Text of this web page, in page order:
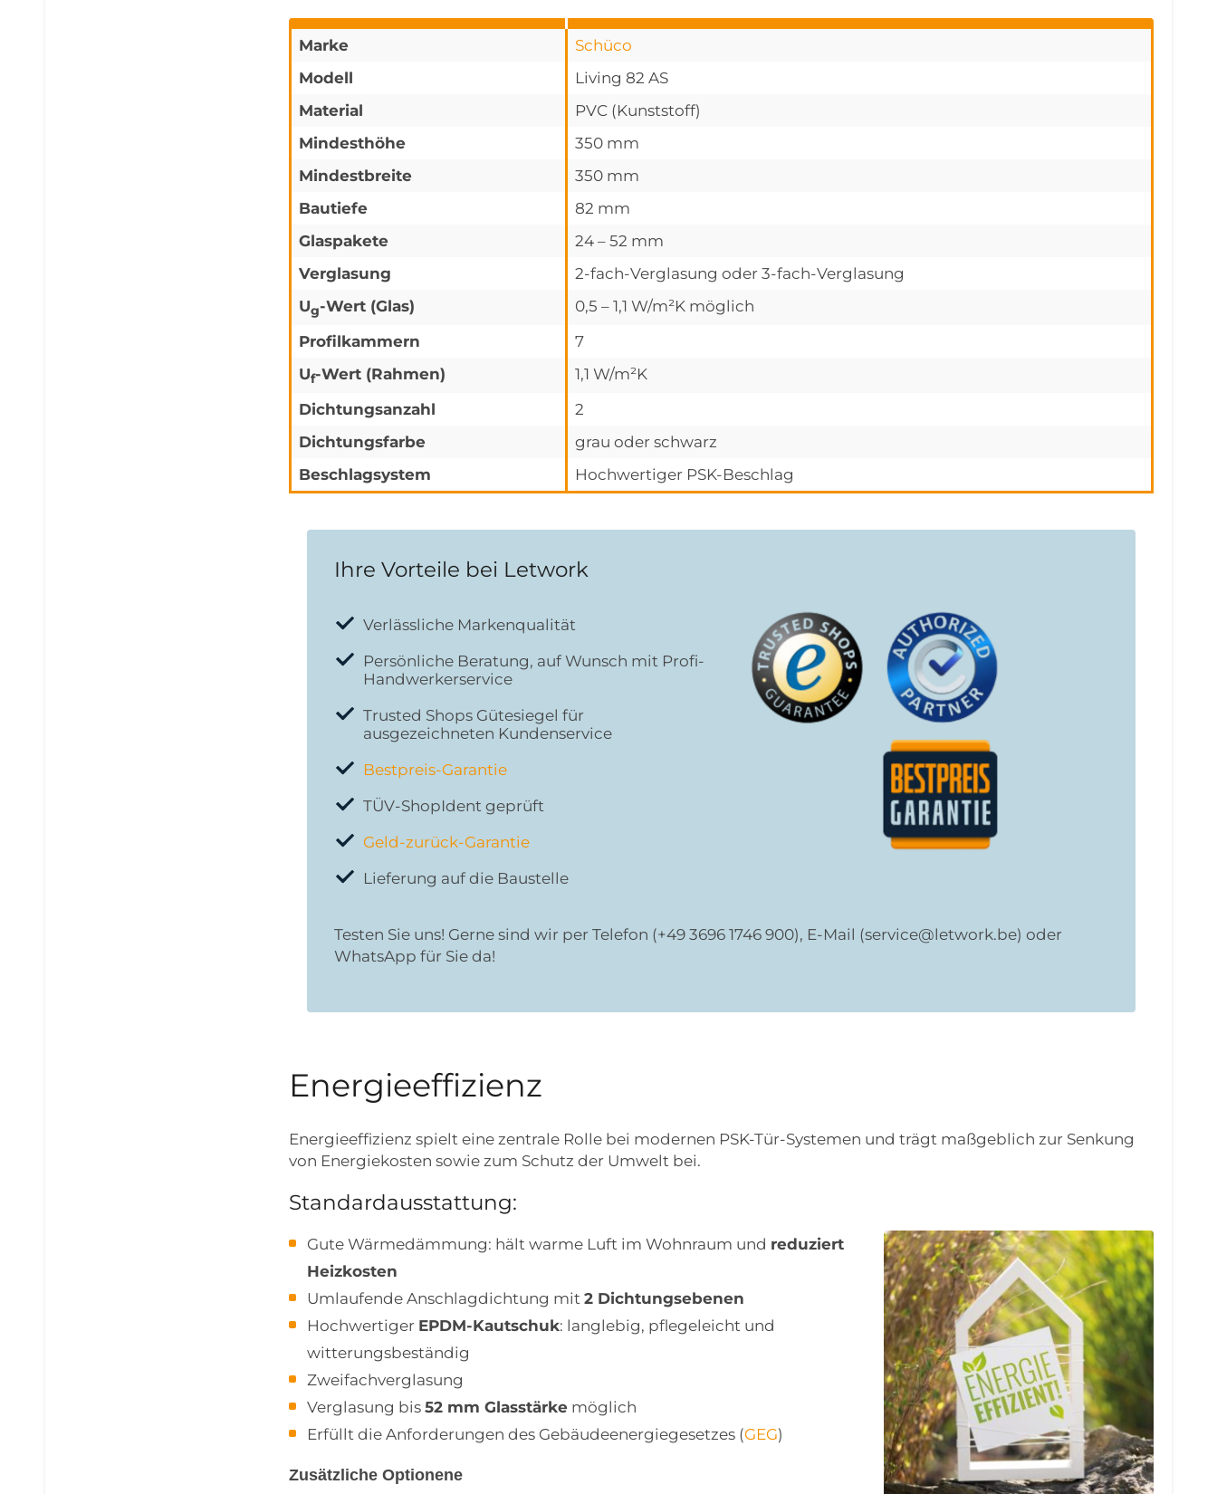
Marke
Schüco
Modell
Living 82 AS
Material
PVC (Kunststoff)
Mindesthöhe
350 mm
Mindestbreite
350 mm
Bautiefe
82 mm
Glaspakete
24 – 52 mm
Verglasung
2-fach-Verglasung oder 3-fach-Verglasung
Ug-Wert (Glas)
0,5 – 1,1 W/m²K möglich
Profilkammern
7
Uf-Wert (Rahmen)
1,1 W/m²K
Dichtungsanzahl
2
Dichtungsfarbe
grau oder schwarz
Beschlagsystem
Hochwertiger PSK-Beschlag
Ihre Vorteile bei Letwork
Verlässliche Markenqualität
Persönliche Beratung, auf Wunsch mit Profi-
Handwerkerservice
Trusted Shops Gütesiegel für
ausgezeichneten Kundenservice
Bestpreis-Garantie
TÜV-ShopIdent geprüft
Geld-zurück-Garantie
Lieferung auf die Baustelle
Testen Sie uns! Gerne sind wir per Telefon (+49 3696 1746 900), E-Mail (service@letwork.be) oder
WhatsApp für Sie da!
Energieeffizienz
Energieeffizienz spielt eine zentrale Rolle bei modernen PSK-Tür-Systemen und trägt maßgeblich zur Senkung
von Energiekosten sowie zum Schutz der Umwelt bei.
Standardausstattung:
Gute Wärmedämmung: hält warme Luft im Wohnraum und reduziert
Heizkosten
Umlaufende Anschlagdichtung mit 2 Dichtungsebenen
Hochwertiger EPDM-Kautschuk: langlebig, pflegeleicht und
witterungsbeständig
Zweifachverglasung
Verglasung bis 52 mm Glasstärkemöglich
Erfüllt die Anforderungen des Gebäudeenergiegesetzes (GEG)
Zusätzliche Optionene